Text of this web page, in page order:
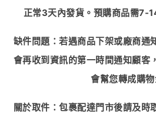
正常3天內發貨。預購商品需7-
缺件問題：若遇商品下架或廠商通
會再收到資訊的第一時間通知顧客
會幫您轉成購物
關於取件：包裹配達門市後請及時